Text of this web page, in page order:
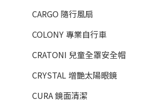
CARGO 隨行風扇
COLONY 專業自行車
CRATONI 兒童全罩安全帽
CRYSTAL 增艷太陽眼鏡
CURA 鏡面清潔